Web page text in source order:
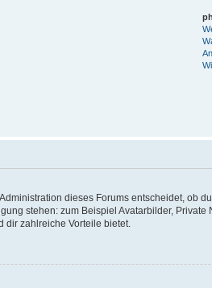
dieses Forums entscheidet, ob
stehen: zum Beispiel Avatarbilder,
dir zahlreiche Vorteile bietet.